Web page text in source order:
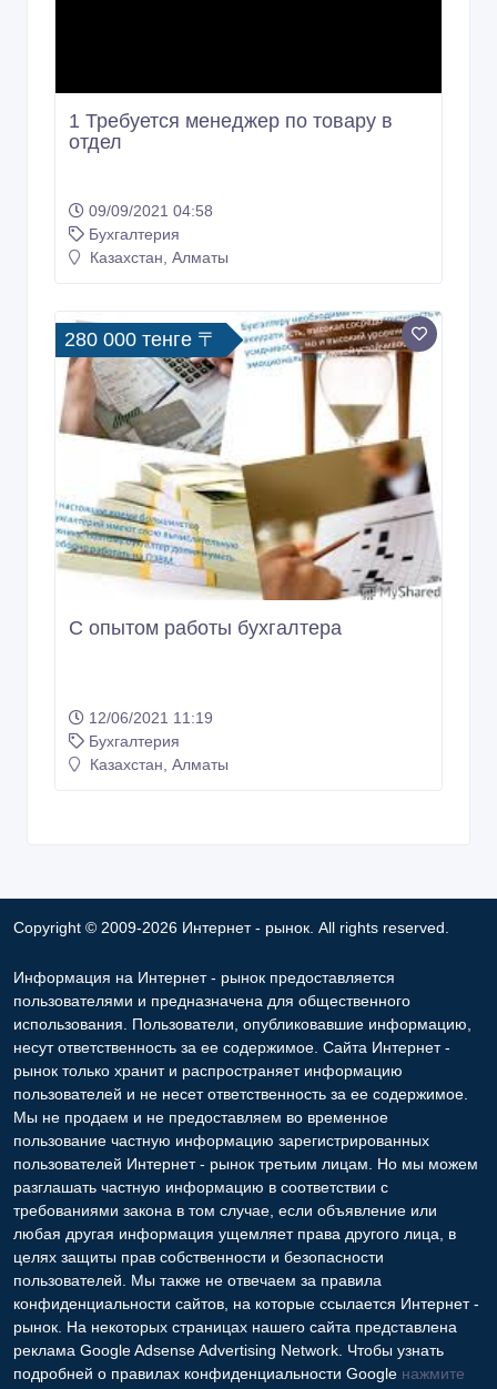
Казахстан, Алматы
280 000 тенге 〒
С опытом работы бухгалтера
12/06/2021 11:19
Казахстан, Алматы
использования. Пользователи, опубликовавшие информацию,
несут ответственность за ее содержимое. Сайта Интернет -
рынок только хранит и распространяет информацию
Мы не продаем и не предоставляем во временное
пользование частную информацию зарегистрированных
пользователей Интернет - рынок третьим лицам. Но мы можем
разглашать частную информацию в соответствии с
требованиями закона в том случае, если объявление или
любая другая информация ущемляет права другого лица, в
целях защиты прав собственности и безопасности
пользователей. Мы также не отвечаем за правила
конфиденциальности сайтов, на которые ссылается Интернет -
рынок. На некоторых страницах нашего сайта представлена
реклама Google Adsense Advertising Network. Чтобы узнать
подробней о правилах конфиденциальности Google нажмите
тут.
Контакты